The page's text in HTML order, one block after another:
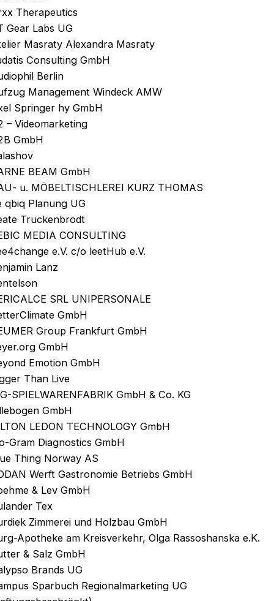
Therapeutics
Gear Labs UG
Masraty Alexandra Masraty
Consulting GmbH
Berlin
Management Windeck AMW
Springer hy GmbH
– Videomarketing
GmbH
BEAM GmbH
u. MÖBELTISCHLEREI KURZ THOMAS
qbiq Planung UG
Truckenbrodt
MEDIA CONSULTING
e.V. c/o leetHub e.V.
Lanz
SRL UNIPERSONALE
GmbH
Group Frankfurt GmbH
GmbH
Emotion GmbH
Than Live
SPIELWARENFABRIK GmbH & Co. KG
GmbH
LEDON TECHNOLOGY GmbH
Gram Diagnostics GmbH
Thing Norway AS
Werft Gastronomie Betriebs GmbH
& Lev GmbH
Tex
Zimmerei und Holzbau GmbH
Apotheke am Kreisverkehr, Olga Rassoshanska e.K.
& Salz GmbH
Brands UG
Sparbuch Regionalmarketing UG